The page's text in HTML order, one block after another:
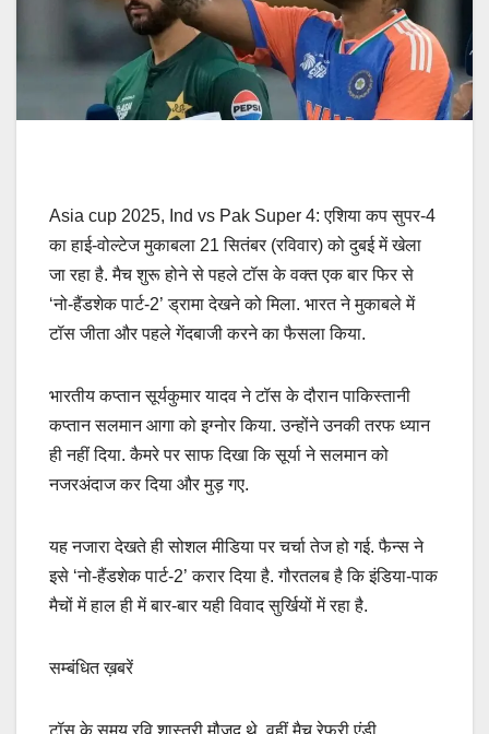
Asia cup 2025, Ind vs Pak Super 4: एशिया कप सुपर-4
का हाई-वोल्टेज मुकाबला 21 सितंबर (रविवार) को दुबई में खेला
जा रहा है. मैच शुरू होने से पहले टॉस के वक्त एक बार फिर से
‘नो-हैंडशेक पार्ट-2’ ड्रामा देखने को मिला. भारत ने मुकाबले में
टॉस जीता और पहले गेंदबाजी करने का फैसला किया.
भारतीय कप्तान सूर्यकुमार यादव ने टॉस के दौरान पाकिस्तानी
कप्तान सलमान आगा को इग्नोर किया. उन्होंने उनकी तरफ ध्यान
ही नहीं दिया. कैमरे पर साफ दिखा कि सूर्या ने सलमान को
नजरअंदाज कर दिया और मुड़ गए.
यह नजारा देखते ही सोशल मीडिया पर चर्चा तेज हो गई. फैन्स ने
इसे ‘नो-हैंडशेक पार्ट-2’ करार दिया है. गौरतलब है कि इंडिया-पाक
मैचों में हाल ही में बार-बार यही विवाद सुर्खियों में रहा है.
सम्बंधित ख़बरें